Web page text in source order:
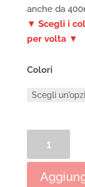
anche da
▼ Scegli i
per volta ▼
Colori
Lefranc
Bourgeois
Extrafini